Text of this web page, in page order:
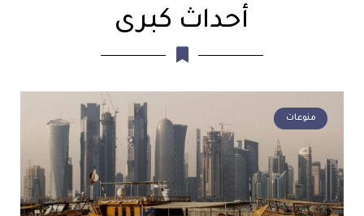
أحداث كبرى
منوعات